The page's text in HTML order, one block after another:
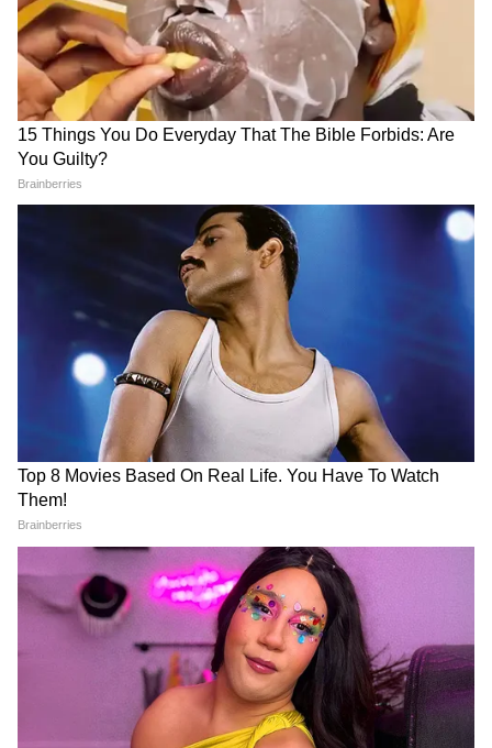
इसे भी पढ़ें:20 से 50 साल का फैशन फिक्स, बनवाएं
मीडियम साइज 6 गोल्ड स्टड इयररिंग
6
6
Image Credit : Pinterest
मिरर वर्क ब्रालेट ब्लाउज
डीप V-नेक ब्रालेट मिरर ब्लाउज बोल्ड और ग्लैमरस
स्टाइल, खासकर फंक्शन और पार्टी के लिए ट्रेंडिंग। इसका
डिज़ाइन फिगर को हाइलाइट करता है और इसे खास तौर
पर रात की पार्टियों और रिसेप्शन लुक के लिए पसंद किया
जाता है।
और पढ़ें:संस्कारी बहू से लेकर मॉडर्न बेब्स, ट्राई करें
भूमि पेडनेकर सी साड़ी स्टाइलिंग
LATEST VIDEOS